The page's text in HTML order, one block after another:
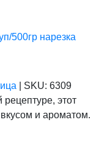
500гр нарезка
SKU: 6309
рецептуре, этот
и ароматом.